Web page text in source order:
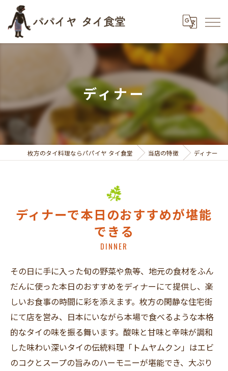
ディナー
枚方のタイ料理ならパパイヤ タイ食堂 当店の特徴 ディナー
ディナーで本日のおすすめが堪能
できる
DINNER
その日に手に入った旬の野菜や魚等、地元の食材をふん
だんに使った本日のおすすめをディナーにて提供し、楽
しいお食事の時間に彩を添えます。枚方の閑静な住宅街
にて店を営み、日本にいながら本場で食べるような本格
的なタイの味を振る舞います。酸味と甘味と辛味が調和
した味わい深いタイの伝統料理「トムヤムクン」はエビ
のコクとスープの旨みのハーモニーが堪能でき、大ぶり